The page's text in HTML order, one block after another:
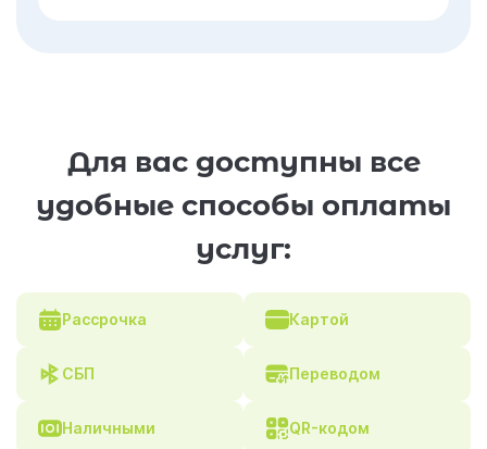
Для вас доступны все
удобные способы оплаты
услуг:
Рассрочка Картой
СБП Переводом
Наличными QR-кодом